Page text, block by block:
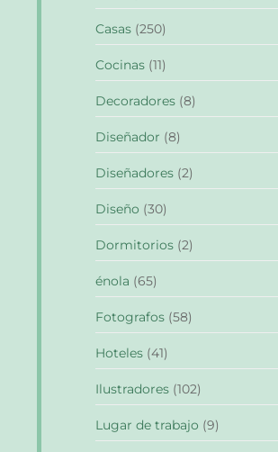
Casas (250)
Cocinas (11)
Decoradores (8)
Diseñador (8)
Diseñadores (2)
Diseño (30)
Dormitorios (2)
énola (65)
Fotografos (58)
Hoteles (41)
Ilustradores (102)
Lugar de trabajo (9)